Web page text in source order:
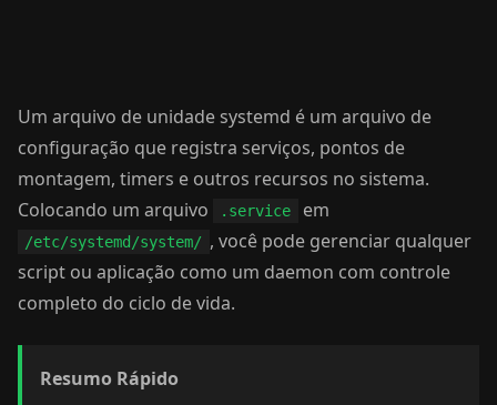
Um arquivo de unidade systemd é um arquivo de
configuração que registra serviços, pontos de
montagem, timers e outros recursos no sistema.
Colocando um arquivo
.service em
/etc/systemd/system/ , você pode gerenciar qualquer
script ou aplicação como um daemon com controle
completo do ciclo de vida.
Resumo Rápido